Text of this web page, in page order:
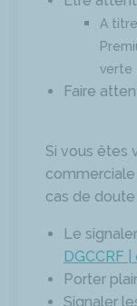
A
verte
Faire
Si vous êtes
cas de
Le
DGCCRF
Porter
Signaler